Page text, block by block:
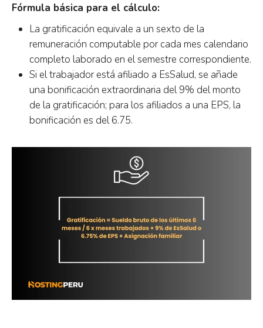
Fórmula básica para el cálculo:
La gratificación equivale a un sexto de la
remuneración computable por cada mes calendario
completo laborado en el semestre correspondiente.
Si el trabajador está afiliado a EsSalud, se añade
una bonificación extraordinaria del 9% del monto
de la gratificación; para los afiliados a una EPS, la
bonificación es del 6.75.